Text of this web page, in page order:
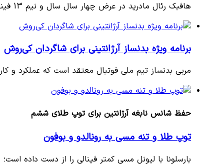
هافبک رئال مادرید در عرض چهار سال سال و نیم 13 فینال را تجربه کرده است.
برنامه ویژه بدنساز آرژانتینی برای شاگردان کی‌روش
مربی بدنساز تیم ملی فوتبال معتقد است که عملکرد و
حفظ شانس نابغه آرژانتین برای توپ طلای ششم
توپ طلا و تنه مسی به رونالدو و بوفون
بارسلونا با لیونل مسی کمتر فینالی را از دست داده